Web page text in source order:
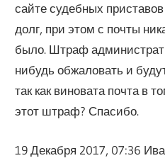
сайте судебных
долг, при этом с почты
было. Штраф
нибудь обжаловать и
так как виновата почта в
этот штраф? Спасибо.
19 Декабря 2017, 07:36